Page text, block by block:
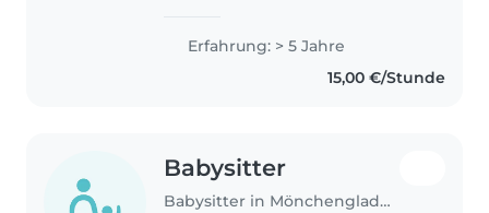
Erfahrung: > 5 Jahre
15,00 €/Stunde
Babysitter
Babysitter in Mönchengladbach